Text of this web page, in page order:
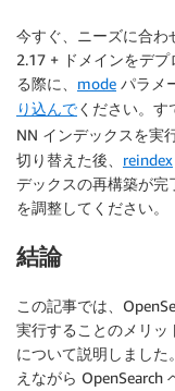
今すぐ、ニーズに合わ
2.17 + ドメインをデプ
る際に、 mode パラメ
り込んでください。
NN インデックスを実
切り替えた後、 reindex
デックスの再構築が完
を調整してください。
結論
この記事では、
実行することのメリッ
について説明しまし
えながら OpenSearch